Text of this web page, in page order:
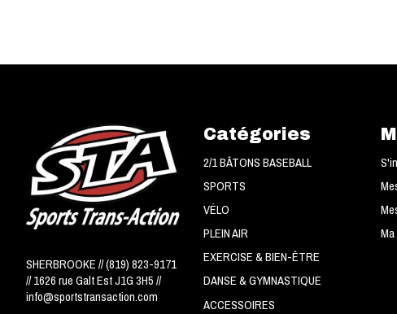
SHERBROOKE // (819) 823-9171
// 1626 rue Galt Est J1G 3H5 //
info@sportstransaction.com
Catégories
2/1 BÂTONS BASEBALL
SPORTS
VÉLO
PLEIN AIR
EXERCISE & BIEN-ÊTRE
DANSE & GYMNASTIQUE
ACCESSOIRES